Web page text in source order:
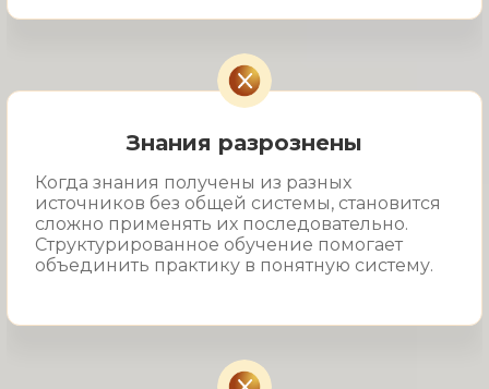
Знания разрознены
Когда знания получены из разных
источников без общей системы, становится
сложно применять их последовательно.
Структурированное обучение помогает
объединить практику в понятную систему.